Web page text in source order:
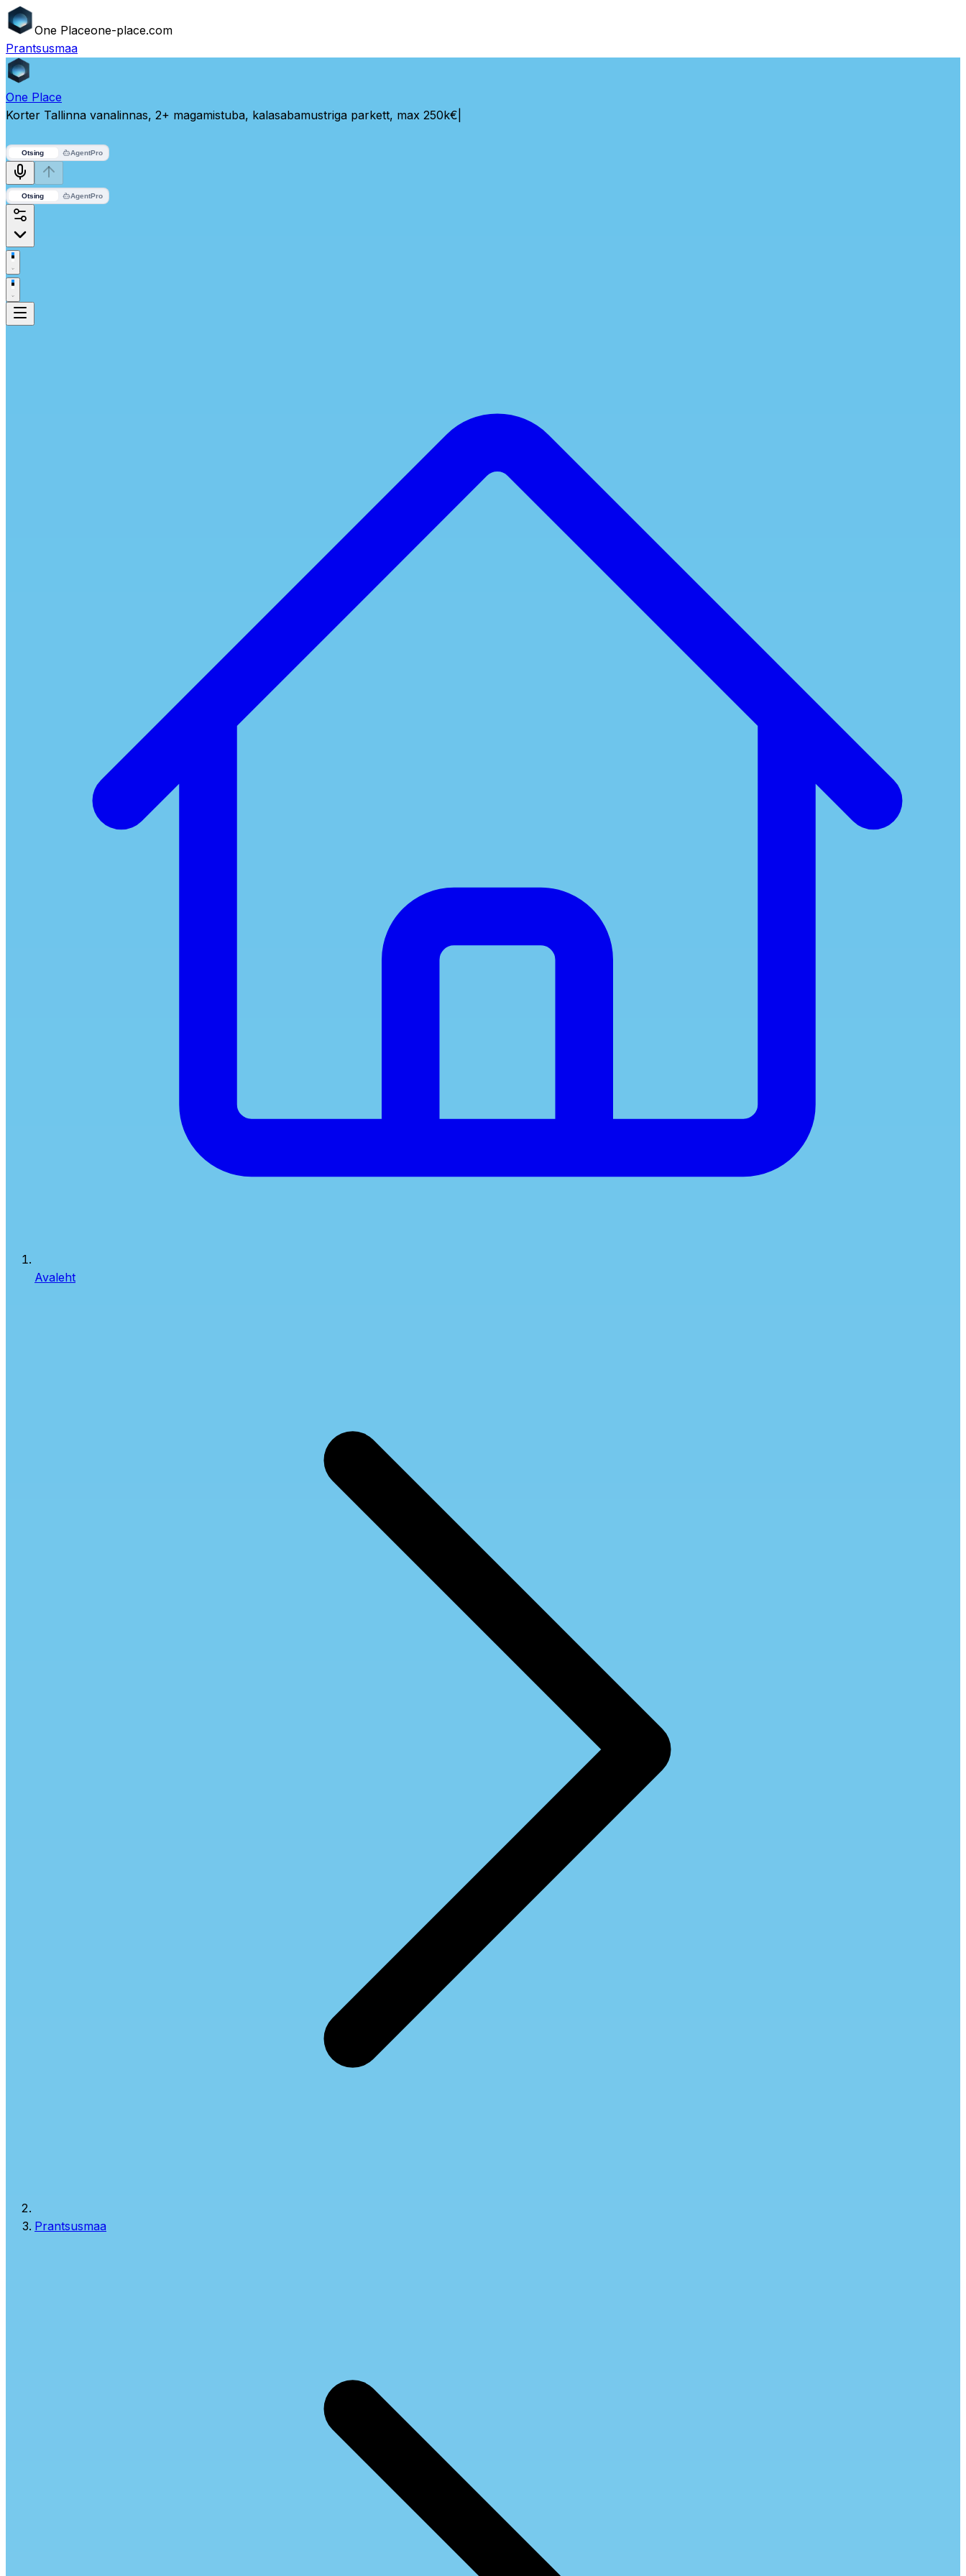
One Placeone-place.com
Prantsusmaa
One Place
Korter Tallinna vanalinnas, 2+ magamistuba, kalasabamustriga parkett, max 250k€
Otsing AgentPro
Otsing AgentPro
Avaleht
Prantsusmaa